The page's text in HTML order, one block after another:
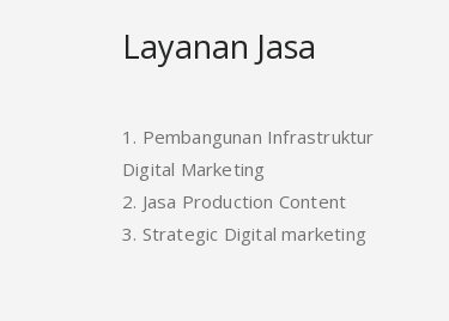
Layanan Jasa
1. Pembangunan Infrastruktur
Digital Marketing
2. Jasa Production Content
3. Strategic Digital marketing